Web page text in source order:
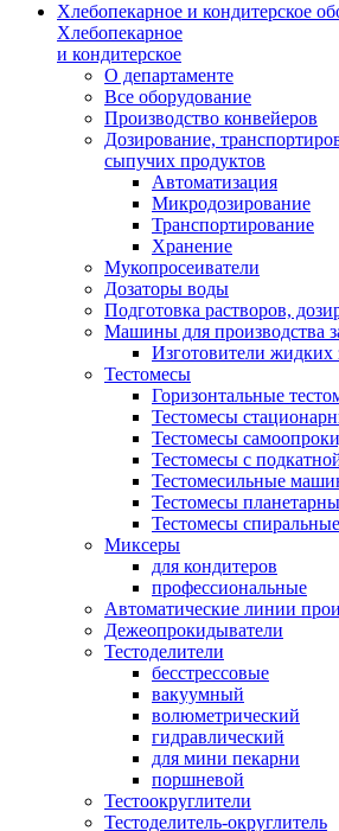
Хлебопекарное и кондитерское
Хлебопекарное
и кондитерское
О департаменте
Все оборудование
Производство конвейеров
Дозирование,
сыпучих продуктов
Автоматизация
Микродозирование
Транспортирование
Хранение
Мукопросеиватели
Дозаторы воды
Подготовка растворов,
Машины для производства
Изготовители жидких
Тестомесы
Горизонтальные
Тестомесы
Тестомесы
Тестомесы с
Тестомесильные
Тестомесы
Тестомесы спиральные
Миксеры
для кондитеров
профессиональные
Автоматические линии
​Дежеопрокидыватели
Тестоделители
бесстрессовые
вакуумный
волюметрический
гидравлический
для мини пекарни
поршневой
Тестоокруглители
Тестоделитель-округлитель